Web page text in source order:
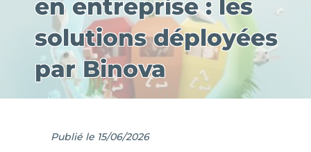
CLIENTS
ENTREPRISE
ENGAGEMENTS
en entreprise : les
solutions déployées
par Binova
Publié le 15/06/2026